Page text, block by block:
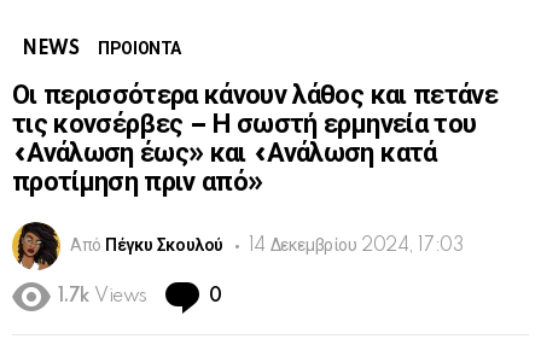
NEWS ΠΡΟΙΟΝΤΑ
Οι περισσότερα κάνουν λάθος και πετάνε
τις κονσέρβες – Η σωστή ερμηνεία του
«Ανάλωση έως» και «Ανάλωση κατά
προτίμηση πριν από»
Από Πέγκυ Σκουλού 14 Δεκεμβρίου 2024, 17:03
1.7k Views 0